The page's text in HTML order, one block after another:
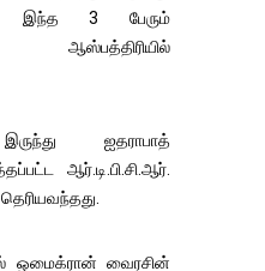
இந்த 3 பேரும்
ஆஸ்பத்திரியில்
ஐதராபாத்
ஆர்.டி.பி.சி.ஆர்.
ஒமைக்ரான் வைரசின்